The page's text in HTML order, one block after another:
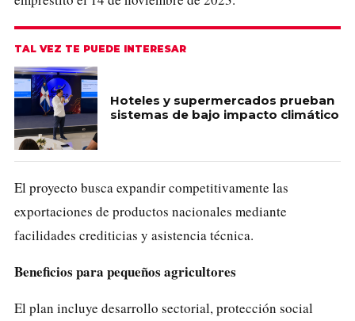
TAL VEZ TE PUEDE INTERESAR
Hoteles y supermercados prueban
sistemas de bajo impacto climático
El proyecto busca expandir competitivamente las
exportaciones de productos nacionales mediante
facilidades crediticias y asistencia técnica.
Beneficios para pequeños agricultores
El plan incluye desarrollo sectorial, protección social